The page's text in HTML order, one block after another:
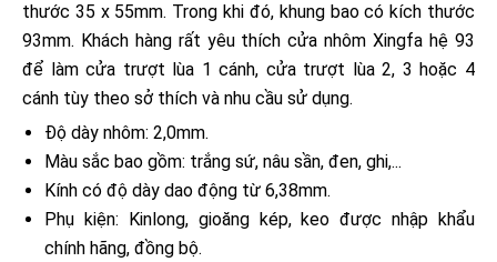
thước 35 x 55mm. Trong khi đó, khung bao có kích thước
93mm. Khách hàng rất yêu thích cửa nhôm Xingfa hệ 93
để làm cửa trượt lùa 1 cánh, cửa trượt lùa 2, 3 hoặc 4
cánh tùy theo sở thích và nhu cầu sử dụng.
Độ dày nhôm: 2,0mm.
Màu sắc bao gồm: trắng sứ, nâu sần, đen, ghi,...
Kính có độ dày dao động từ 6,38mm.
Phụ kiện: Kinlong, gioăng kép, keo được nhập khẩu
chính hãng, đồng bộ.